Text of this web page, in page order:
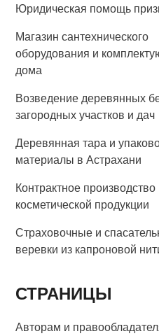
Юридическая помощь
Магазин сантехнического
оборудования и
дома
Возведение деревянных
загородных участков и дач
Деревянная тара и
материалы в Астрахани
Контрактное производство
косметической продукции
Страховочные и
веревки из капроновой
СТРАНИЦЫ
Авторам и